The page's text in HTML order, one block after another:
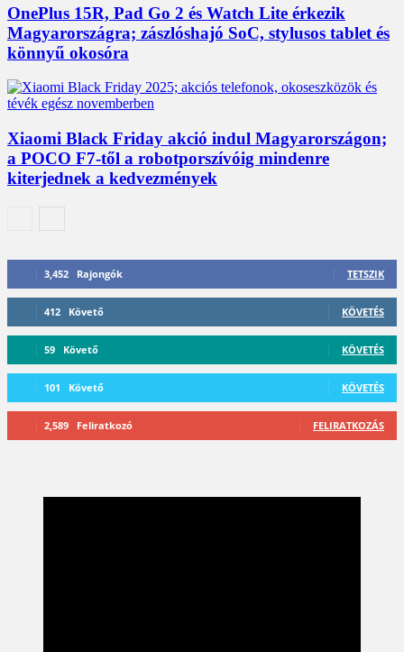
OnePlus 15R, Pad Go 2 és Watch Lite érkezik
Magyarországra; zászlóshajó SoC, stylusos tablet és
könnyű okosóra
Xiaomi Black Friday akció indul Magyarországon;
a POCO F7-től a robotporszívóig mindenre
kiterjednek a kedvezmények
3,452 Rajongók TETSZIK
412 Követő KÖVETÉS
59 Követő KÖVETÉS
101 Követő KÖVETÉS
2,589 Feliratkozó FELIRATKOZÁS